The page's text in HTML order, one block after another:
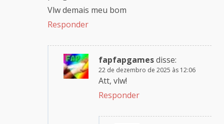
Vlw demais meu bom
Responder
fapfapgamesdisse:
22 de dezembro de 2025 às 12:06
Att, vlw!
Responder